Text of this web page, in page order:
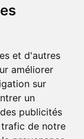
et d'autres
améliorer
sur
un
publicités
de notre
de la pharmacie
des milliers de
le retrait